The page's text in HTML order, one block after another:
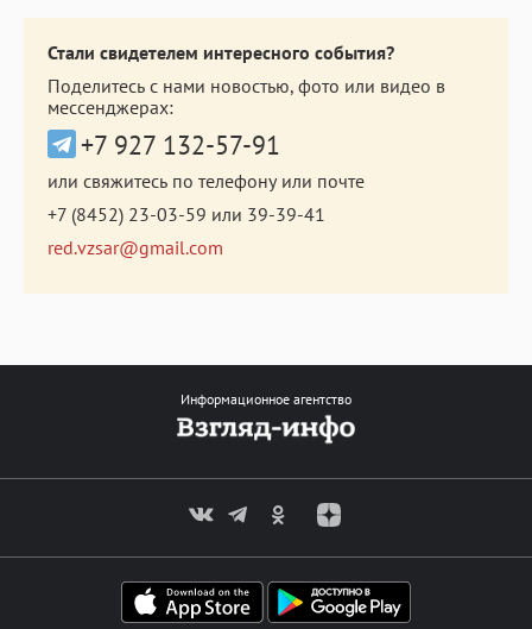
Стали свидетелем интересного события?
Поделитесь с нами новостью, фото или видео в
мессенджерах:
+7 927 132-57-91
или свяжитесь по телефону или почте
+7 (8452) 23-03-59 или 39-39-41
red.vzsar@gmail.com
Информационное агентство